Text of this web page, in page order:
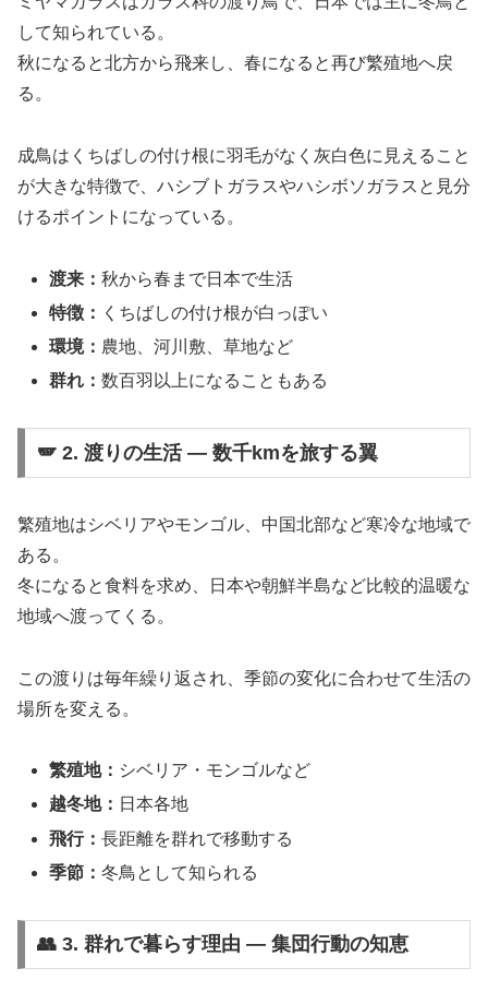
して知られている。
秋になると北方から飛来し、春になると再び繁殖地へ戻
る。
成鳥はくちばしの付け根に羽毛がなく灰白色に見えること
が大きな特徴で、ハシブトガラスやハシボソガラスと見分
けるポイントになっている。
渡来：秋から春まで日本で生活
特徴： くちばしの付け根が白っぽい
環境： 農地、河川敷、草地など
群れ：数百羽以上になることもある
🪽 2. 渡りの生活 ― 数千kmを旅する翼
繁殖地はシベリアやモンゴル、中国北部など寒冷な地域で
ある。
冬になると食料を求め、日本や朝鮮半島など比較的温暖な
地域へ渡ってくる。
この渡りは毎年繰り返され、季節の変化に合わせて生活の
場所を変える。
繁殖地： シベリア・モンゴルなど
越冬地： 日本各地
飛行：長距離を群れで移動する
季節：冬鳥として知られる
👥 3. 群れで暮らす理由 ― 集団行動の知恵